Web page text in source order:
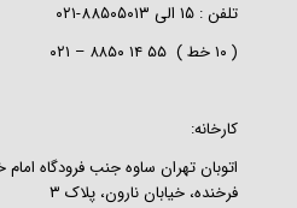
تلفن : ۱۵ الی ۸۸۵۰۵۰۱۳-۰۲۱
( ۱۰ خط ) ۵۵ ۱۴ ۸۸۵۰ – ۰۲۱
کارخانه:
اتوبان تهران ساوه جنب فرودگاه
فرخنده، خیابان نارون، پلاک ۳